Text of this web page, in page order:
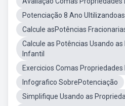
Potenciação 8 Ano
Calcule asPotências
Calcule as Potências Usando
Infantil
Exercicios Comas Propriedades
Infografico SobrePotenciação
Simplifique Usando as